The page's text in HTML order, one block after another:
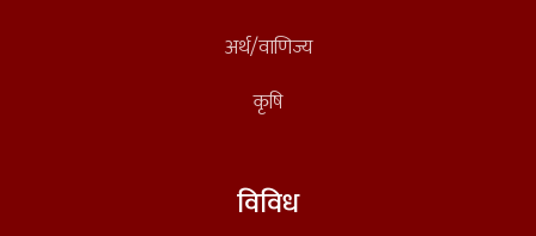
अर्थ/वाणिज्य
कृषि
विविध